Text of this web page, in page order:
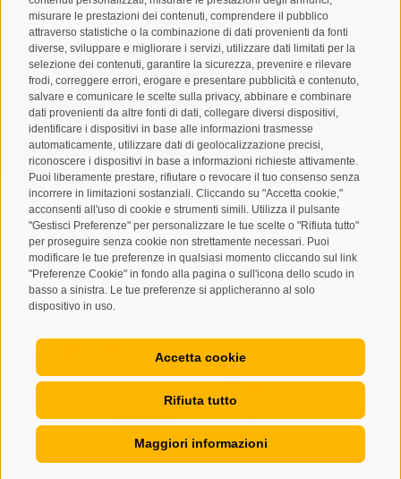
misurare le prestazioni dei contenuti, comprendere il pubblico
attraverso statistiche o la combinazione di dati provenienti da fonti
diverse, sviluppare e migliorare i servizi, utilizzare dati limitati per la
selezione dei contenuti, garantire la sicurezza, prevenire e rilevare
frodi, correggere errori, erogare e presentare pubblicità e contenuto,
salvare e comunicare le scelte sulla privacy, abbinare e combinare
dati provenienti da altre fonti di dati, collegare diversi dispositivi,
identificare i dispositivi in base alle informazioni trasmesse
automaticamente, utilizzare dati di geolocalizzazione precisi,
riconoscere i dispositivi in base a informazioni richieste attivamente.
Puoi liberamente prestare, rifiutare o revocare il tuo consenso senza
incorrere in limitazioni sostanziali. Cliccando su "Accetta cookie,"
acconsenti all'uso di cookie e strumenti simili. Utilizza il pulsante
"Gestisci Preferenze" per personalizzare le tue scelte o "Rifiuta tutto"
per proseguire senza cookie non strettamente necessari. Puoi
modificare le tue preferenze in qualsiasi momento cliccando sul link
"Preferenze Cookie" in fondo alla pagina o sull'icona dello scudo in
basso a sinistra. Le tue preferenze si applicheranno al solo
dispositivo in uso.
Accetta cookie
Rifiuta tutto
Maggiori informazioni
Letto e compreso laprivacy policy, autorizzo il Titolare al
trattamento dei dati personali
ABBONARSI
Mappa del sito • Credits • Cookie Policy • Privacy •
Preferenze Cookies • created with passion by